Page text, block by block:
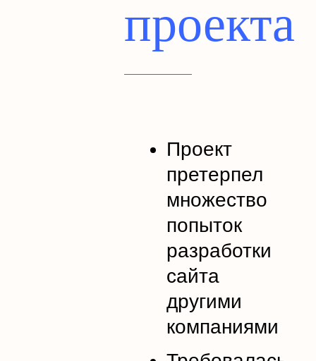
проекта
Проект
претерпел
множество
попыток
разработки
сайта
другими
компаниями